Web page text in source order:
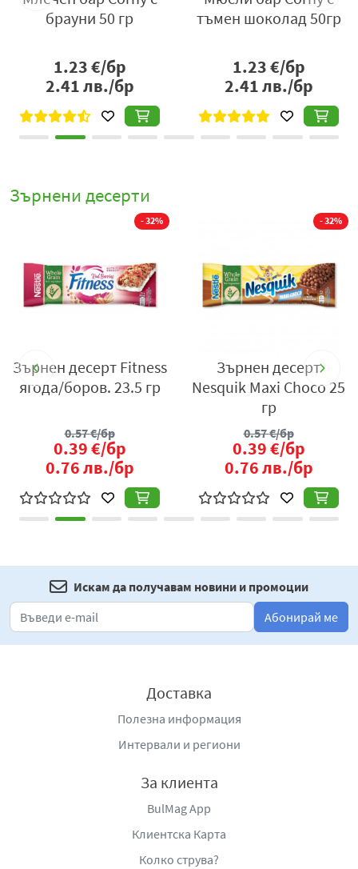
брауни 50 гр
1.23€/бр
2.41лв./бр
тъмен шоколад 50гр
1.23€/бр
2.41лв./бр
Зърнени десерти
- 32%
Зърнен десерт Fitness
ягода/боров. 23.5 гр
0.57€/бр
0.39€/бр
0.76лв./бр
- 32%
Зърнен десерт
Nesquik Maxi Choco 25
гр
0.57€/бр
0.39€/бр
0.76лв./бр
Искам да получавам новини и промоции
Абонирай ме
Доставка
Полезна информация
Интервали и региони
За клиента
BulMag App
Клиентска Карта
Колко струва?